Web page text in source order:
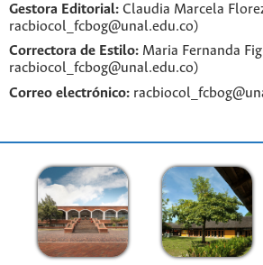
Gestora Editorial: Claudia Marcela
racbiocol_fcbog@unal.edu.co)
Correctora de Estilo: Maria Fernanda
racbiocol_fcbog@unal.edu.co)
Correo electrónico: